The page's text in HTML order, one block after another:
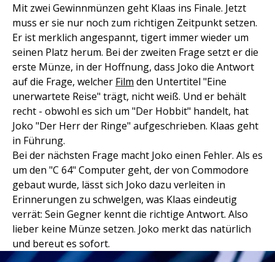
Mit zwei Gewinnmünzen geht Klaas ins Finale. Jetzt
muss er sie nur noch zum richtigen Zeitpunkt setzen.
Er ist merklich angespannt, tigert immer wieder um
seinen Platz herum. Bei der zweiten Frage setzt er die
erste Münze, in der Hoffnung, dass Joko die Antwort
auf die Frage, welcher Film den Untertitel "Eine
unerwartete Reise" trägt, nicht weiß. Und er behält
recht - obwohl es sich um "Der Hobbit" handelt, hat
Joko "Der Herr der Ringe" aufgeschrieben. Klaas geht
in Führung.
Bei der nächsten Frage macht Joko einen Fehler. Als es
um den "C 64" Computer geht, der von Commodore
gebaut wurde, lässt sich Joko dazu verleiten in
Erinnerungen zu schwelgen, was Klaas eindeutig
verrät: Sein Gegner kennt die richtige Antwort. Also
lieber keine Münze setzen. Joko merkt das natürlich
und bereut es sofort.